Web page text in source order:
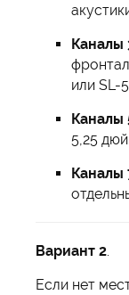
Каналы
или SL-
5,25
Каналы
Вариант 2
Если нет